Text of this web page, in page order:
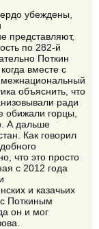
убеждены,
представляют,
по 282-й
Поткин
вместе с
объяснить, что
ради
обижали горцы,
А дальше
Как говорил
что это просто
с 2012 года
и казачьих
Поткиным
он и мог